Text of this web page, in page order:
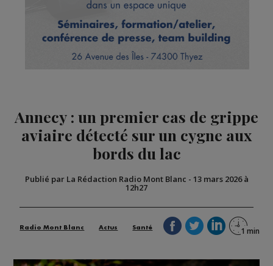
Annecy : un premier cas de grippe
aviaire détecté sur un cygne aux
bords du lac
Publié par La Rédaction Radio Mont Blanc - 13 mars 2026 à
12h27
Radio Mont Blanc Actus Santé